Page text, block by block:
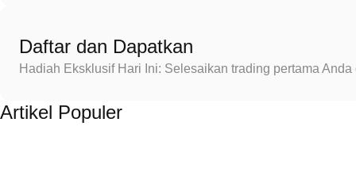
Daftar dan Dapatkan
Hadiah Eksklusif Hari Ini: Selesaikan trading pertama
Artikel Populer